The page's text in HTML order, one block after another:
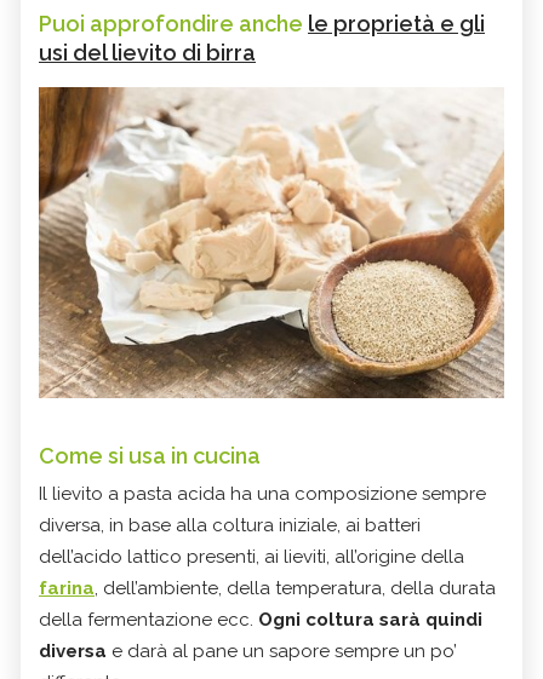
Puoi approfondire anche le proprietà e gli
usi del lievito di birra
Come si usa in cucina
Il lievito a pasta acida ha una composizione sempre
diversa, in base alla coltura iniziale, ai batteri
dell’acido lattico presenti, ai lieviti, all’origine della
farina , dell’ambiente, della temperatura, della durata
della fermentazione ecc. Ogni coltura sarà quindi
diversa e darà al pane un sapore sempre un po’